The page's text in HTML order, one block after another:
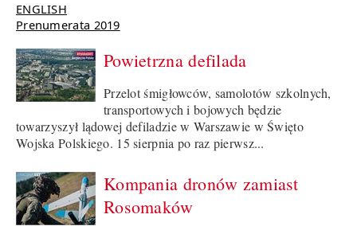
ENGLISH
Prenumerata 2019
Powietrzna defilada
Przelot śmigłowców, samolotów szkolnych,
transportowych i bojowych będzie
towarzyszył lądowej defiladzie w Warszawie w Święto
Wojska Polskiego. 15 sierpnia po raz pierwsz...
Kompania dronów zamiast
Rosomaków